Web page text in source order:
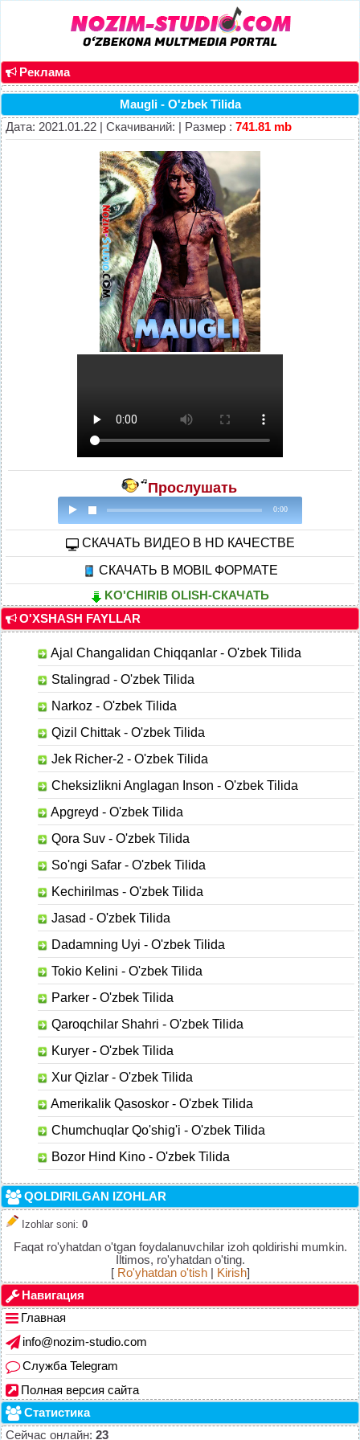
Реклама
Maugli - O'zbek Tilida
Дата: 2021.01.22 | Скачиваний: | Размер : 741.81 mb
Прослушать
0:00
CКАЧАТЬ ВИДЕО В HD КАЧЕСТВЕ
СКАЧАТЬ В MOBIL ФОРМАТЕ
KO'CHIRIB OLISH-СКАЧАТЬ
O'XSHASH FAYLLAR
Ajal Changalidan Chiqqanlar - O'zbek Tilida
Stalingrad - O'zbek Tilida
Narkoz - O'zbek Tilida
Qizil Chittak - O'zbek Tilida
Jek Richer-2 - O'zbek Tilida
Cheksizlikni Anglagan Inson - O'zbek Tilida
Apgreyd - O'zbek Tilida
Qora Suv - O'zbek Tilida
So'ngi Safar - O'zbek Tilida
Kechirilmas - O'zbek Tilida
Jasad - O'zbek Tilida
Dadamning Uyi - O'zbek Tilida
Tokio Kelini - O'zbek Tilida
Parker - O'zbek Tilida
Qaroqchilar Shahri - O'zbek Tilida
Kuryer - O'zbek Tilida
Xur Qizlar - O'zbek Tilida
Amerikalik Qasoskor - O'zbek Tilida
Chumchuqlar Qo'shig'i - O'zbek Tilida
Bozor Hind Kino - O'zbek Tilida
QOLDIRILGAN IZOHLAR
Izohlar soni: 0
Faqat ro'yhatdan o'tgan foydalanuvchilar izoh qoldirishi mumkin.
Iltimos, ro'yhatdan o'ting.
[ Ro'yhatdan o'tish| Kirish]
Навигация
Главная
info@nozim-studio.com
Служба Telegram
Полная версия сайта
Статистика
Сейчас онлайн: 23